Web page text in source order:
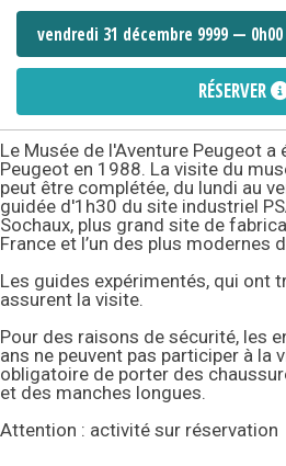
RÉSERVER
Le Musée de l'Aventure Peugeot
Peugeot en 1988. La visite du
peut être complétée, du lundi au
guidée d'1h30 du site industriel
Sochaux, plus grand site de
France et l’un des plus modernes
Les guides expérimentés, qui ont
assurent la visite.
Pour des raisons de sécurité, les
ans ne peuvent pas participer à la
obligatoire de porter des
et des manches longues.
Attention : activité sur réservation